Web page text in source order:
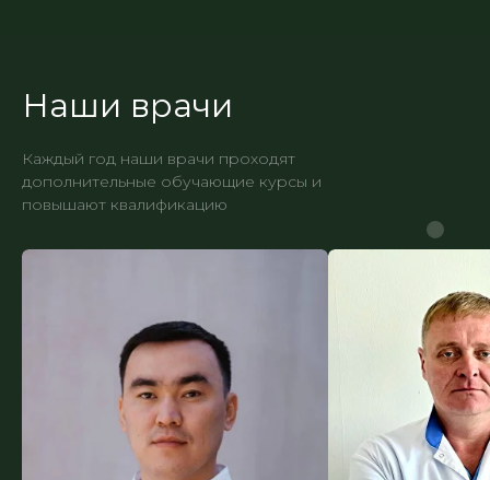
Наши врачи
Каждый год наши врачи проходят
дополнительные обучающие курсы и
повышают квалификацию